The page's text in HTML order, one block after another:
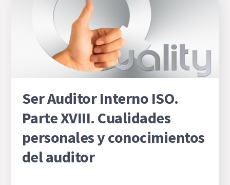
Ser Auditor Interno ISO.
Parte XVIII. Cualidades
personales y conocimientos
del auditor